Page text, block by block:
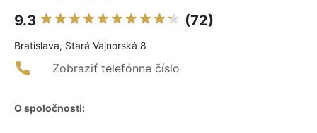
9.3 (72)
Bratislava, Stará Vajnorská 8
Zobraziť telefónne číslo
O spoločnosti: